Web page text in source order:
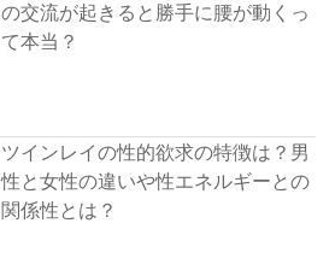
の交流が起きると勝手に腰が動くっ
て本当？
ツインレイの性的欲求の特徴は？男
性と女性の違いや性エネルギーとの
関係性とは？